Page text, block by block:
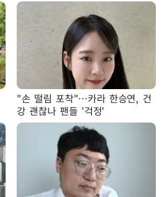
"손 떨림 포착"…카라 한승연, 건
강 괜찮나 팬들 '걱정'